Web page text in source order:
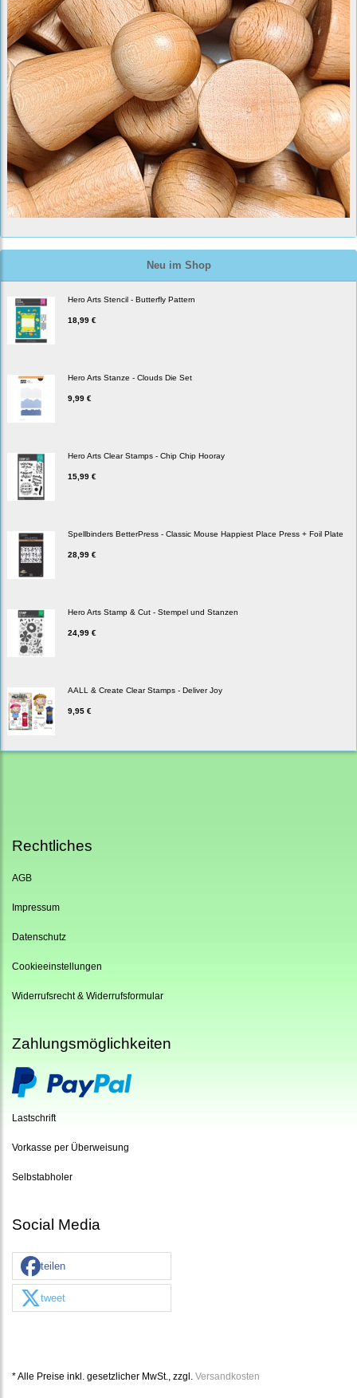
Neu im Shop
Hero Arts Stencil - Butterfly Pattern
18,99 €
Hero Arts Stanze - Clouds Die Set
9,99 €
Hero Arts Clear Stamps - Chip Chip Hooray
15,99 €
Spellbinders BetterPress - Classic Mouse Happiest Place Press + Foil Plate
28,99 €
Hero Arts Stamp & Cut - Stempel und Stanzen
24,99 €
AALL & Create Clear Stamps - Deliver Joy
9,95 €
Rechtliches
AGB
Impressum
Datenschutz
Cookieeinstellungen
Widerrufsrecht & Widerrufsformular
Zahlungsmöglichkeiten
Lastschrift
Vorkasse per Überweisung
Selbstabholer
Social Media
teilen
tweet
* Alle Preise inkl. gesetzlicher MwSt., zzgl. Versandkosten